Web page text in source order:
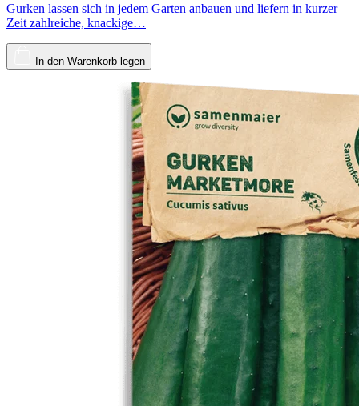
Gurken lassen sich in jedem Garten anbauen und liefern in kurzer
Zeit zahlreiche, knackige…
In den Warenkorb legen